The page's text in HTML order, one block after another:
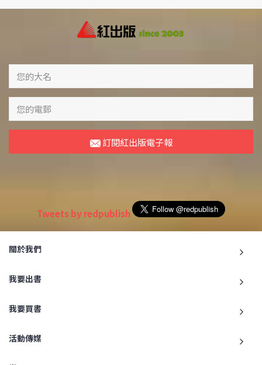
訂閱紅出版電子報
Tweets by redpublish
關於我們
我要出書
我要買書
活動傳媒